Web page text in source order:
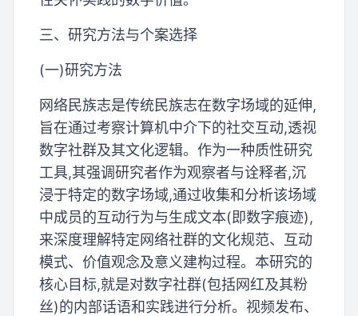
三、研究方法与个案选择
(一)研究方法
网络民族志是传统民族志在数字场域的延伸,
旨在通过考察计算机中介下的社交互动,透视
数字社群及其文化逻辑。作为一种质性研究
工具,其强调研究者作为观察者与诠释者,沉
浸于特定的数字场域,通过收集和分析该场域
中成员的互动行为与生成文本(即数字痕迹),
来深度理解特定网络社群的文化规范、互动
模式、价值观念及意义建构过程。本研究的
核心目标,就是对数字社群(包括网红及其粉
丝)的内部话语和实践进行分析。视频发布、